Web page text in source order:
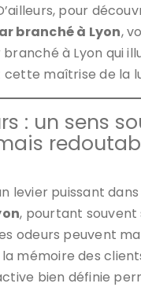
pour
branché à Lyon,
à Lyon qui
maîtrise de la
: un sens
levier puissant dans
, pourtant souvent
odeurs peuvent
mémoire des
bien définie